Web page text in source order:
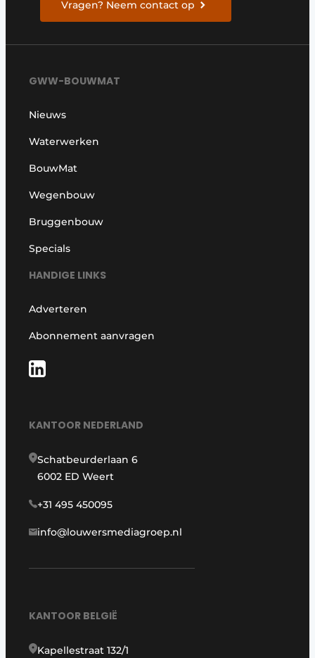
Vragen? Neem contact op
GWW-BOUWMAT
Nieuws
Waterwerken
BouwMat
Wegenbouw
Bruggenbouw
Specials
HANDIGE LINKS
Adverteren
Abonnement aanvragen
KANTOOR NEDERLAND
Schatbeurderlaan 6
6002 ED Weert
+31 495 450095
info@louwersmediagroep.nl
KANTOOR BELGIË
Kapellestraat 132/1